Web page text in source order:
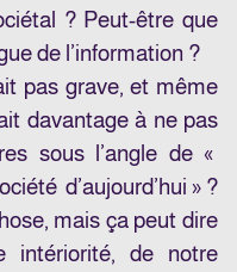
? Peut-être que
de l’information ?
pas grave, et même
davantage à ne pas
sous l’angle de «
d’aujourd’hui » ?
mais ça peut dire
intériorité, de notre